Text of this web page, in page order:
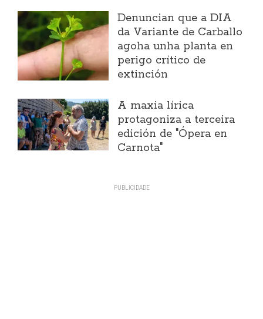
Denuncian que a DIA
da Variante de Carballo
agoha unha planta en
perigo crítico de
extinción
A maxia lírica
protagoniza a terceira
edición de "Ópera en
Carnota"